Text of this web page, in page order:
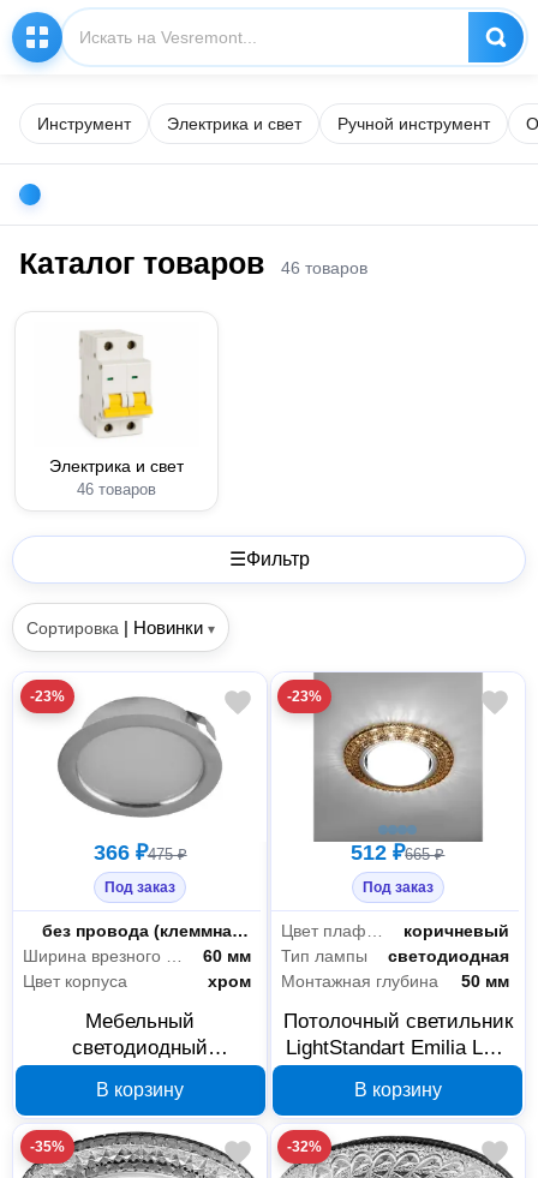
Инструмент Электрика и свет Ручной инструмент
Каталог товаров 46 товаров
Электрика и свет
46 товаров
☰Фильтр
Сортировка | Новинки ▾
-23%
366 ₽475 ₽
Под заказ
Провод
без провода (клеммная колодка)
60 мм
Цвет корпуса
хром
Мебельный
светодиодный
Arma LED 6 Вт 4000 К
хром IT8794
В корзину
-23%
512 ₽665 ₽
Под заказ
коричневый
Тип лампы
светодиодная
Монтажная глубина
50 мм
Потолочный светильник
LightStandart Emilia LED
В корзину
-35% -32%